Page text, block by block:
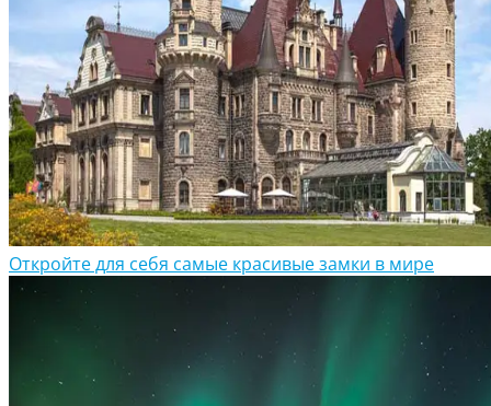
Откройте для себя самые красивые замки в мире